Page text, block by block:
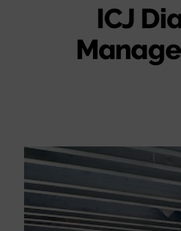
ICJ